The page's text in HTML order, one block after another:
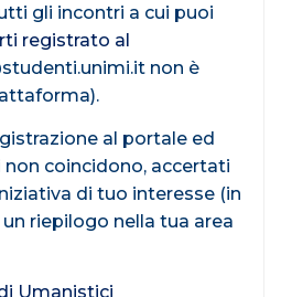
gli incontri a cui puoi
registrato al
non è
al portale ed
coincidono, accertati
di tuo interesse (in
riepilogo nella tua area
Umanistici